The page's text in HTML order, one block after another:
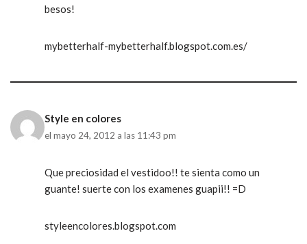
besos!
mybetterhalf-mybetterhalf.blogspot.com.es/
Style en colores
el mayo 24, 2012 a las 11:43 pm
Que preciosidad el vestidoo!! te sienta como un
guante! suerte con los examenes guapii!! =D
styleencolores.blogspot.com